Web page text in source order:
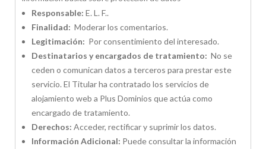
Responsable: E. L. F..
Finalidad: Moderar los comentarios.
Legitimación: Por consentimiento del interesado.
Destinatarios y encargados de tratamiento: No se
ceden o comunican datos a terceros para prestar este
servicio. El Titular ha contratado los servicios de
alojamiento web a Plus Dominios que actúa como
encargado de tratamiento.
Derechos: Acceder, rectificar y suprimir los datos.
Información Adicional: Puede consultar la información